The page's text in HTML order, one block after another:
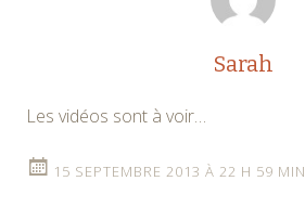
Sarah
Les vidéos sont à voir…
15 SEPTEMBRE 2013 À 22 H 59 MIN